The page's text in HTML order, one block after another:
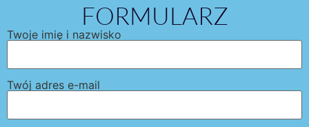
FORMULARZ
Twoje imię i nazwisko
Twój adres e-mail